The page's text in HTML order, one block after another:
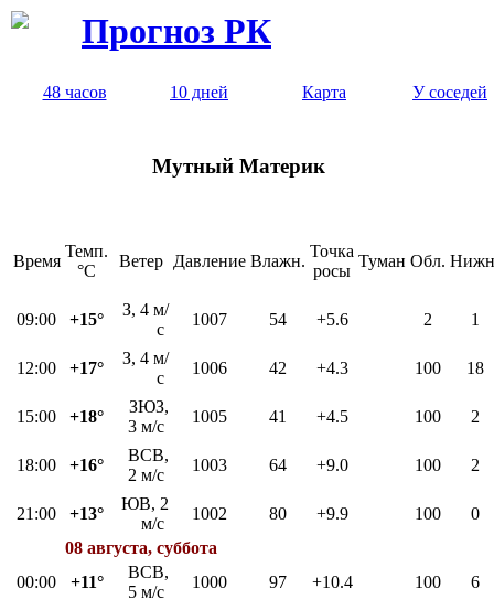
Прогноз РК
48 часов 10 дней Карта У соседей
Мутный Материк
Время
Темп.
°C
Ветер Давление Влажн.
Точка
росы
Туман Обл.
09:00 +15°
З, 4 м/
с
1007 54 +5.6 2 1
12:00 +17°
З, 4 м/
с
1006 42 +4.3 100 18
15:00 +18°
ЗЮЗ,
3 м/с
1005 41 +4.5 100 2
18:00 +16°
ВСВ,
2 м/с
1003 64 +9.0 100 2
21:00 +13°
ЮВ, 2
м/с
1002 80 +9.9 100
0
08 августа, суббота
00:00
+11°
ВСВ,
5 м/с
1000 97 +10.4 100 6